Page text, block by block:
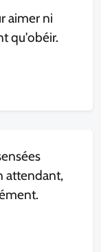
aimer ni
qu'obéir.
attendant,